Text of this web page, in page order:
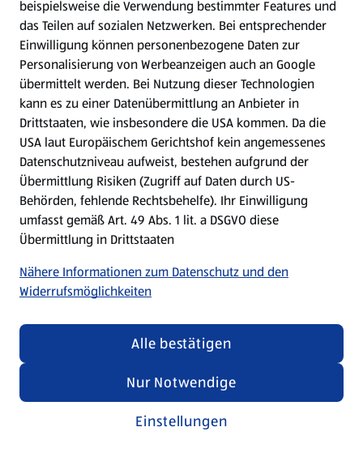
Kochen für Kinder
Rezepte entdecken
beispielsweise die Verwendung bestimmter Features und
das Teilen auf sozialen Netzwerken. Bei entsprechender
Einwilligung können personenbezogene Daten zur
Personalisierung von Werbeanzeigen auch an Google
übermittelt werden. Bei Nutzung dieser Technologien
kann es zu einer Datenübermittlung an Anbieter in
Drittstaaten, wie insbesondere die USA kommen. Da die
USA laut Europäischem Gerichtshof kein angemessenes
Datenschutzniveau aufweist, bestehen aufgrund der
Übermittlung Risiken (Zugriff auf Daten durch US-
Behörden, fehlende Rechtsbehelfe). Ihr Einwilligung
umfasst gemäß Art. 49 Abs. 1 lit. a DSGVO diese
Übermittlung in Drittstaaten
Nähere Informationen zum Datenschutz und den
Widerrufsmöglichkeiten
Einstellungen
Nur Notwendige
Alle bestätigen